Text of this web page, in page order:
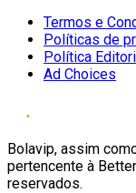
Termos e
Políticas de
Política
Ad Choices
Bolavip, assim
pertencente à
reservados.